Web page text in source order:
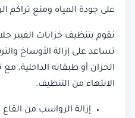
على جودة المياه ومنع تراكم
نقوم بتنظيف خزانات الفيبر
تساعد على إزالة الأوساخ
الخزان أو طبقاته الداخلية،
الانتهاء من التنظيف.
إزالة الرواسب من القاع